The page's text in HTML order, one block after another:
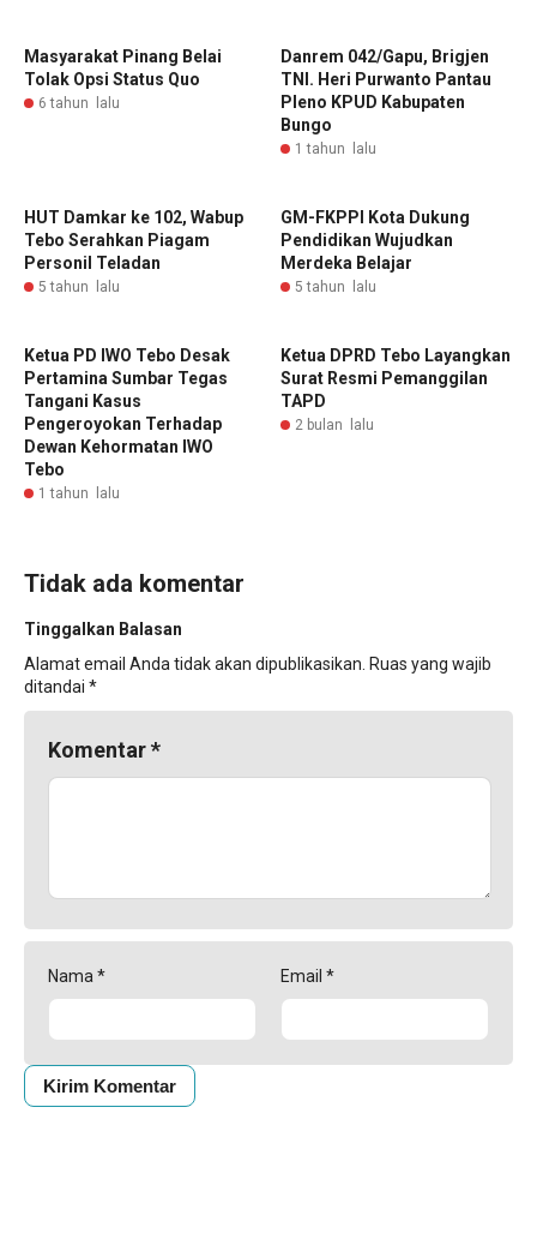
Masyarakat Pinang Belai
Tolak Opsi Status Quo
6 tahun lalu
Danrem 042/Gapu, Brigjen
TNI. Heri Purwanto Pantau
Pleno KPUD Kabupaten
Bungo
1 tahun lalu
HUT Damkar ke 102, Wabup
Tebo Serahkan Piagam
Personil Teladan
5 tahun lalu
GM-FKPPI Kota Dukung
Pendidikan Wujudkan
Merdeka Belajar
5 tahun lalu
Ketua PD IWO Tebo Desak
Pertamina Sumbar Tegas
Tangani Kasus
Pengeroyokan Terhadap
Dewan Kehormatan IWO
Tebo
1 tahun lalu
Ketua DPRD Tebo Layangkan
Surat Resmi Pemanggilan
TAPD
2 bulan lalu
Tidak ada komentar
Tinggalkan Balasan
Alamat email Anda tidak akan dipublikasikan. Ruas yang wajib
ditandai *
Komentar*
Nama * Email *